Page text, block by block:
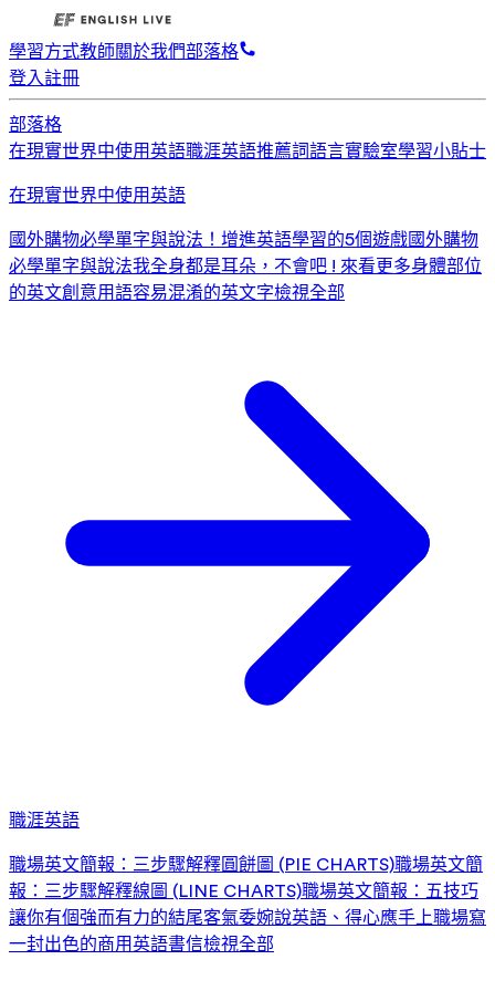
學習方式教師關於我們部落格
登入註冊
部落格
在現實世界中使用英語職涯英語推薦詞語言實驗室學習小貼士
在現實世界中使用英語
國外購物必學單字與說法！ 增進英語學習的5個遊戲國外購物
必學單字與說法我全身都是耳朵，不會吧 ! 來看更多身體部位
的英文創意用語容易混淆的英文字檢視全部
職涯英語
職場英文簡報：三步驟解釋圓餅圖 (PIE CHARTS)職場英文簡
報：三步驟解釋線圖 (LINE CHARTS)職場英文簡報：五技巧
讓你有個強而有力的結尾客氣委婉說英語、得心應手上職場寫
一封出色的商用英語書信檢視全部